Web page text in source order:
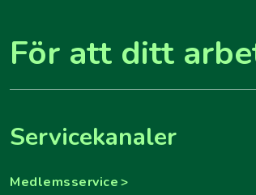
För att ditt
Servicekanaler
Medlemsservice